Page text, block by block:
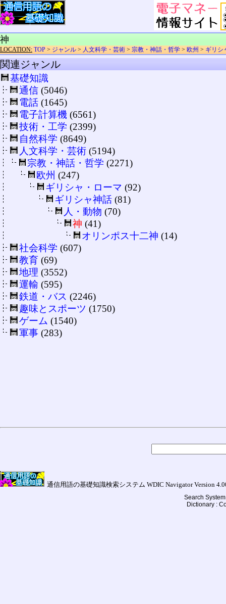
神
LOCATION: TOP > ジャンル > 人文科学・芸術 > 宗教・神話・哲学 > 欧州 > ギリシ
関連ジャンル
基礎知識
通信 (5046)
電話 (1645)
電子計算機 (6561)
技術・工学 (2399)
自然科学 (8649)
人文科学・芸術 (5194)
宗教・神話・哲学 (2271)
欧州 (247)
ギリシャ・ローマ (92)
ギリシャ神話 (81)
人・動物 (70)
神 (41)
オリンポス十二神 (14)
社会科学 (607)
教育 (69)
地理 (3552)
運輸 (595)
鉄道・バス (2246)
趣味とスポーツ (1750)
ゲーム (1540)
軍事 (283)
通信用語の基礎知識検索システム WDIC Navigator Version
Search
Dictionary :